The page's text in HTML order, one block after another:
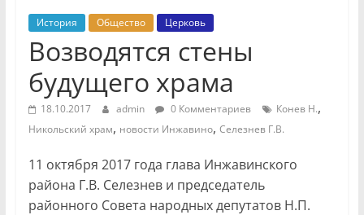
История Общество Церковь
Возводятся стены
будущего храма
18.10.2017 admin 0 Комментариев Конев Н.,
Никольский храм, новости Инжавино, Селезнев Г.В.
11 октября 2017 года глава Инжавинского
района Г.В. Селезнев и председатель
районного Совета народных депутатов Н.П.